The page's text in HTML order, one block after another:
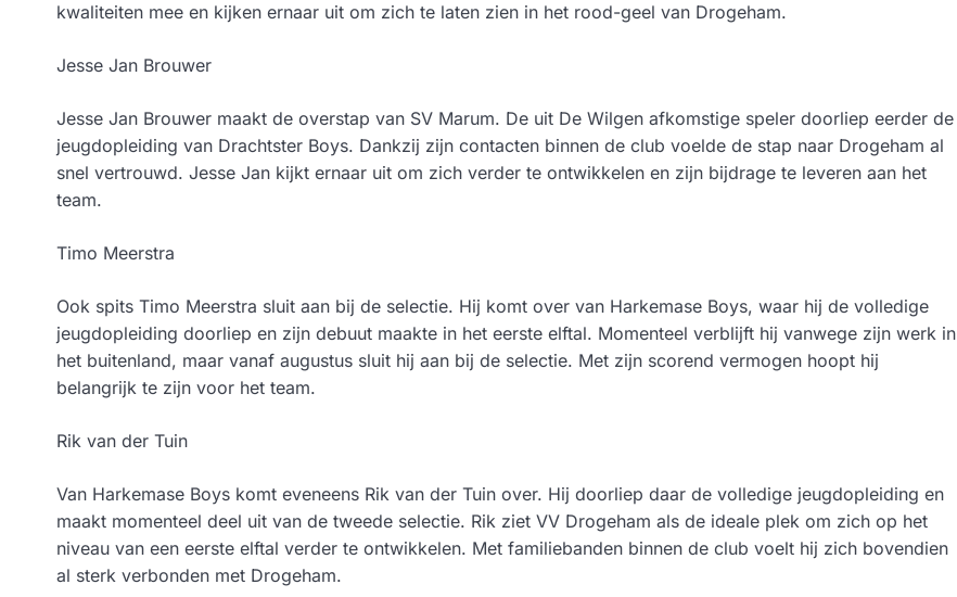
kwaliteiten mee en kijken ernaar uit om zich te laten zien in het rood-geel van Drogeham.
Jesse Jan Brouwer
Jesse Jan Brouwer maakt de overstap van SV Marum. De uit De Wilgen afkomstige speler doorliep eerder de
jeugdopleiding van Drachtster Boys. Dankzij zijn contacten binnen de club voelde de stap naar Drogeham al
snel vertrouwd. Jesse Jan kijkt ernaar uit om zich verder te ontwikkelen en zijn bijdrage te leveren aan het
team.
Timo Meerstra
Ook spits Timo Meerstra sluit aan bij de selectie. Hij komt over van Harkemase Boys, waar hij de volledige
jeugdopleiding doorliep en zijn debuut maakte in het eerste elftal. Momenteel verblijft hij vanwege zijn werk in
het buitenland, maar vanaf augustus sluit hij aan bij de selectie. Met zijn scorend vermogen hoopt hij
belangrijk te zijn voor het team.
Rik van der Tuin
Van Harkemase Boys komt eveneens Rik van der Tuin over. Hij doorliep daar de volledige jeugdopleiding en
maakt momenteel deel uit van de tweede selectie. Rik ziet VV Drogeham als de ideale plek om zich op het
niveau van een eerste elftal verder te ontwikkelen. Met familiebanden binnen de club voelt hij zich bovendien
al sterk verbonden met Drogeham.